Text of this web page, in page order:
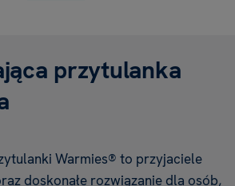
przytulanka
Warmies® to przyjaciele
doskonałe rozwiązanie dla osób,